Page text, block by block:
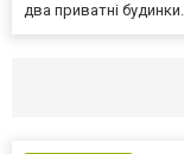
два приватні